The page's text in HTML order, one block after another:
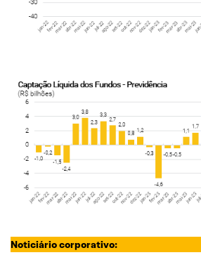
Noticiário corporativo: